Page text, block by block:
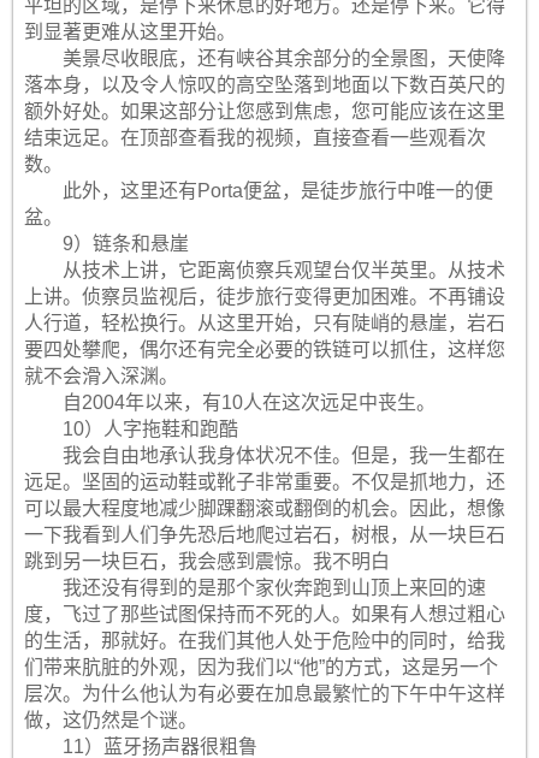
平坦的区域，是停下来休息的好地方。还是停下来。它得
到显著更难从这里开始。
美景尽收眼底，还有峡谷其余部分的全景图，天使降
落本身，以及令人惊叹的高空坠落到地面以下数百英尺的
额外好处。如果这部分让您感到焦虑，您可能应该在这里
结束远足。在顶部查看我的视频，直接查看一些观看次
数。
此外，这里还有Porta便盆，是徒步旅行中唯一的便
盆。
9）链条和悬崖
从技术上讲，它距离侦察兵观望台仅半英里。从技术
上讲。侦察员监视后，徒步旅行变得更加困难。不再铺设
人行道，轻松换行。从这里开始，只有陡峭的悬崖，岩石
要四处攀爬，偶尔还有完全必要的铁链可以抓住，这样您
就不会滑入深渊。
自2004年以来，有10人在这次远足中丧生。
10）人字拖鞋和跑酷
我会自由地承认我身体状况不佳。但是，我一生都在
远足。坚固的运动鞋或靴子非常重要。不仅是抓地力，还
可以最大程度地减少脚踝翻滚或翻倒的机会。因此，想像
一下我看到人们争先恐后地爬过岩石，树根，从一块巨石
跳到另一块巨石，我会感到震惊。我不明白
我还没有得到的是那个家伙奔跑到山顶上来回的速
度，飞过了那些试图保持而不死的人。如果有人想过粗心
的生活，那就好。在我们其他人处于危险中的同时，给我
们带来肮脏的外观，因为我们以“他”的方式，这是另一个
层次。为什么他认为有必要在加息最繁忙的下午中午这样
做，这仍然是个谜。
11）蓝牙扬声器很粗鲁